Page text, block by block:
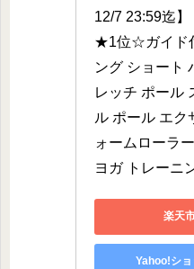
12/7 23:59迄
★1位☆ガイド
ング ショート
レッチ ポール
ル ポール エク
ォームローラ
ヨガ トレーニ
楽天
Yahoo!シ